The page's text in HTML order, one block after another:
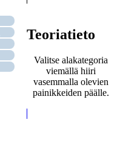
Teoriatieto
Valitse alakategoria
viemällä hiiri
vasemmalla olevien
painikkeiden päälle.